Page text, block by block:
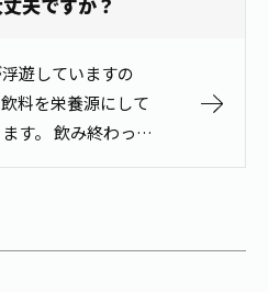
遊していますの
料を栄養源にして
す。 飲み終わった
いをし、お住いの